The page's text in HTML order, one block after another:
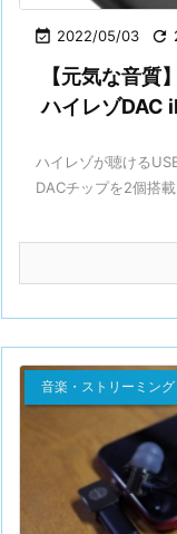
 2022/05/03 
【元気な音質
ハイレゾDAC
ハイレゾが聴ける
DACチップを2個搭
音楽・ストリーミング